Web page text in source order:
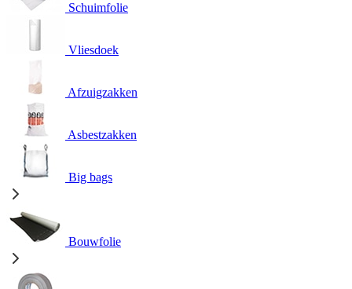
Schuimfolie
Vliesdoek
Afzuigzakken
Asbestzakken
Big bags
Bouwfolie